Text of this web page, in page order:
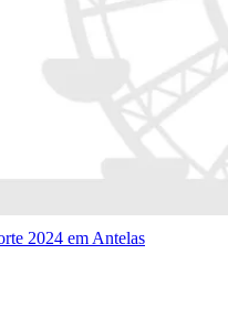
2024 em Antelas